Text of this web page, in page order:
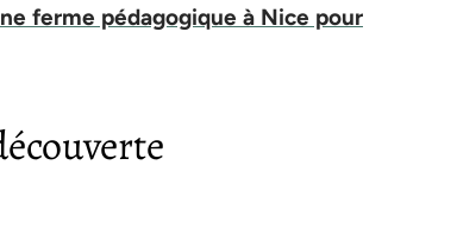
ferme pédagogique à Nice pour